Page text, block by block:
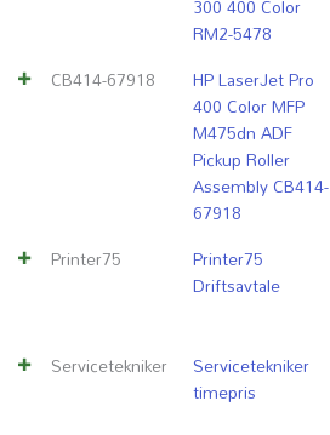
RM2-5478
CB414-67918
HP LaserJet Pro
400 Color MFP
M475dn ADF
Pickup Roller
Assembly CB414-
67918
Printer75
Printer75
Driftsavtale
Servicetekniker
Servicetekniker
timepris